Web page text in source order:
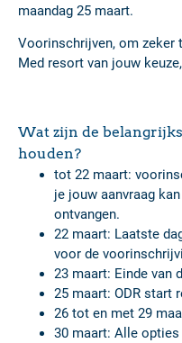
maandag 25 maart.
Voorinschrijven, om zeker
Med resort van jouw
Wat zijn de
houden?
tot 22 maart:
je jouw aanvraag
ontvangen.
22 maart: Laatste
voor de
23 maart: Einde van
25 maart: ODR start
26 tot en met 29
30 maart: Alle